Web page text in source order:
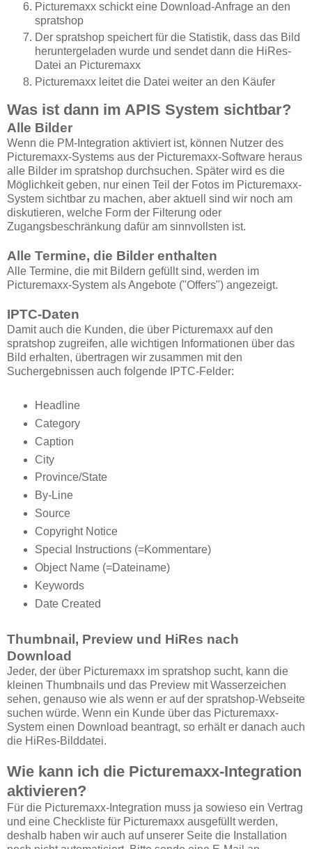
Picturemaxx schickt eine Download-Anfrage an den
spratshop
Der spratshop speichert für die Statistik, dass das Bild
heruntergeladen wurde und sendet dann die HiRes-
Datei an Picturemaxx
Picturemaxx leitet die Datei weiter an den Käufer
Was ist dann im APIS System sichtbar?
Alle Bilder
Wenn die PM-Integration aktiviert ist, können Nutzer des
Picturemaxx-Systems aus der Picturemaxx-Software heraus
alle Bilder im spratshop durchsuchen. Später wird es die
Möglichkeit geben, nur einen Teil der Fotos im Picturemaxx-
System sichtbar zu machen, aber aktuell sind wir noch am
diskutieren, welche Form der Filterung oder
Zugangsbeschränkung dafür am sinnvollsten ist.
Alle Termine, die Bilder enthalten
Alle Termine, die mit Bildern gefüllt sind, werden im
Picturemaxx-System als Angebote ("Offers") angezeigt.
IPTC-Daten
Damit auch die Kunden, die über Picturemaxx auf den
spratshop zugreifen, alle wichtigen Informationen über das
Bild erhalten, übertragen wir zusammen mit den
Suchergebnissen auch folgende IPTC-Felder:
Headline
Category
Caption
City
Province/State
By-Line
Source
Copyright Notice
Special Instructions (=Kommentare)
Object Name (=Dateiname)
Keywords
Date Created
Thumbnail, Preview und HiRes nach
Download
Jeder, der über Picturemaxx im spratshop sucht, kann die
kleinen Thumbnails und das Preview mit Wasserzeichen
sehen, genauso wie als wenn er auf der spratshop-Webseite
suchen würde. Wenn ein Kunde über das Picturemaxx-
System einen Download beantragt, so erhält er danach auch
die HiRes-Bilddatei.
Wie kann ich die Picturemaxx-Integration
aktivieren?
Für die Picturemaxx-Integration muss ja sowieso ein Vertrag
und eine Checkliste für Picturemaxx ausgefüllt werden,
deshalb haben wir auch auf unserer Seite die Installation